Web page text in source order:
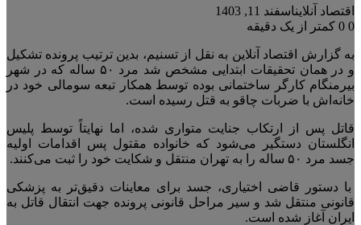
اقتصاد آنلایناسفند 11, 1403
0
کمتر از یک دقیقه
به گزارش اقتصاد آنلاین به نقل از تسنیم، بدین ترتیب پرونده تشکیل
و در همان تحقیقات ابتدایی مشخص شد مرد ۵۰ ساله که در شهر
بیرمنگام کارگر ساختمانی بوده توسط همکار تبعه سومالی خود در
خانه‌اش با ضربات چاقو به قتل رسیده است.
قاتل پس از ارتکاب جنایت متواری شده، اما نهایتاً توسط پلیس
انگلستان دستگیر می‌شود که خانواده مقتول پس اقدامات اولیه
جسد مرد ۵۰ ساله را به تهران منتقل و شکایت خود را ثبت می‌کنند.
با دستور قاضی اختیاری، جسد برای معاینات دقیق‌تر به پزشکی
قانونی منتقل شد و سیر مراحل قانونی پرونده جهت انتقال قاتل به
ایران آغاز شده است.